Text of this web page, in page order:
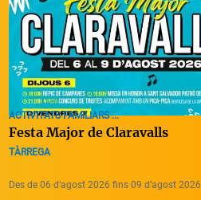
ACTIVITATS FAMILIARS ...
Festa Major de Claravalls
TÀRREGA
Des de 06 d’agost 2026 fins 09 d’agost 2026